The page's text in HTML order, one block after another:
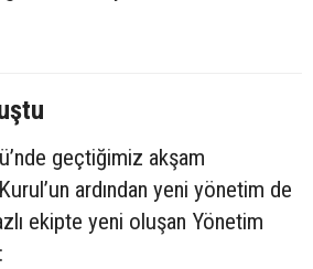
geçtiğimiz akşam
ardından yeni yönetim de
ekipte yeni oluşan Yönetim